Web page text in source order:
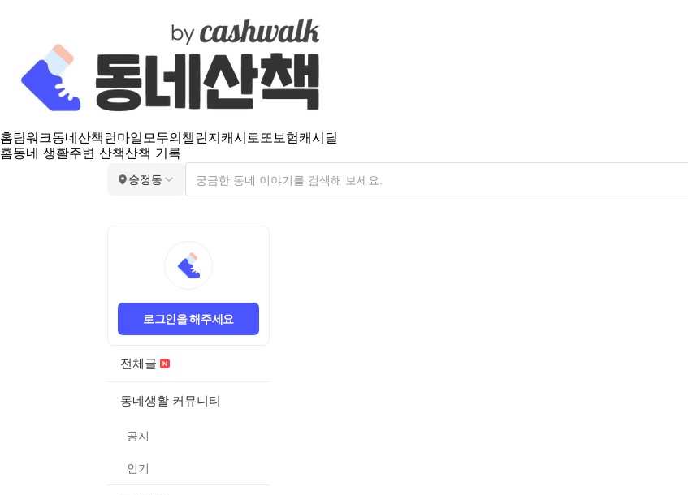
홈팀워크동네산책 런마일모두의챌린지캐시로또보험캐시딜
홈동네 생활주변 산책산책 기록
송정동
로그인을 해주세요
전체글
동네생활 커뮤니티
공지
인기